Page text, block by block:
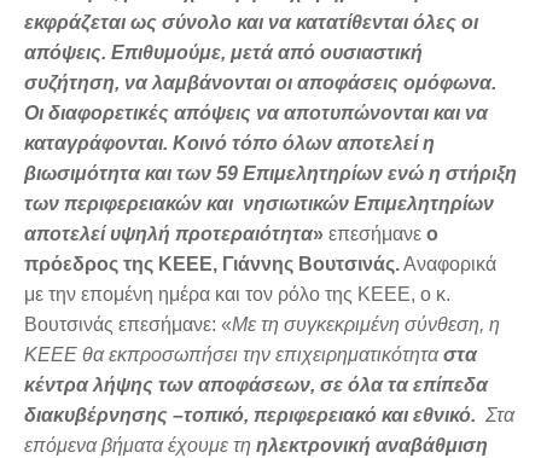
εκφράζεται ως σύνολο και να κατατίθενται όλες οι
απόψεις. Επιθυμούμε, μετά από ουσιαστική
συζήτηση, να λαμβάνονται οι αποφάσεις ομόφωνα.
Οι διαφορετικές απόψεις να αποτυπώνονται και να
καταγράφονται. Κοινό τόπο όλων αποτελεί η
βιωσιμότητα και των 59 Επιμελητηρίων ενώ η στήριξη
των περιφερειακών και νησιωτικών Επιμελητηρίων
αποτελεί υψηλή προτεραιότητα» επεσήμανε ο
πρόεδρος της ΚΕΕΕ, Γιάννης Βουτσινάς.Αναφορικά
με την επομένη ημέρα και τον ρόλο της ΚΕΕΕ, ο κ.
Βουτσινάς επεσήμανε: «Με τη συγκεκριμένη σύνθεση, η
ΚΕΕΕ θα εκπροσωπήσει την επιχειρηματικότηταστα
κέντρα λήψης των αποφάσεων, σε όλα τα επίπεδα
διακυβέρνησης –τοπικό, περιφερειακό και εθνικό. Στα
επόμενα βήματα έχουμε τη ηλεκτρονική αναβάθμιση